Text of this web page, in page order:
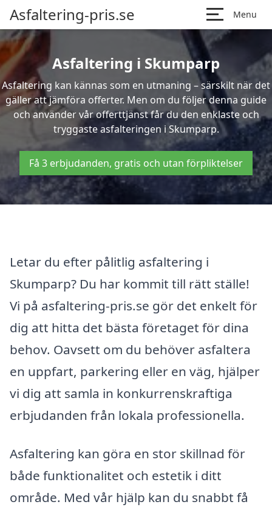
Asfaltering-pris.se Menu
Asfaltering i Skumparp
Asfaltering kan kännas som en utmaning – särskilt när det
gäller att jämföra offerter. Men om du följer denna guide
och använder vår offerttjänst får du den enklaste och
tryggaste asfalteringen i Skumparp.
Få 3 erbjudanden, gratis och utan förpliktelser
Letar du efter pålitlig asfaltering i
Skumparp? Du har kommit till rätt ställe!
Vi på asfaltering-pris.se gör det enkelt för
dig att hitta det bästa företaget för dina
behov. Oavsett om du behöver asfaltera
en uppfart, parkering eller en väg, hjälper
vi dig att samla in konkurrenskraftiga
erbjudanden från lokala professionella.
Asfaltering kan göra en stor skillnad för
både funktionalitet och estetik i ditt
område. Med vår hjälp kan du snabbt få